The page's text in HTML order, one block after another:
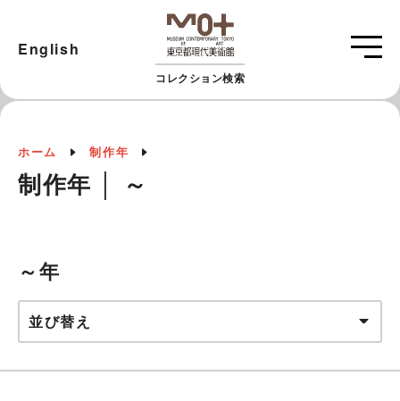
コレクション検索
English
ホーム 制作年
制作年 │ ～
～年
並び替え